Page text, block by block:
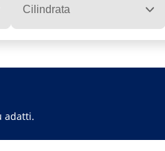
Cilindrata
adatti.